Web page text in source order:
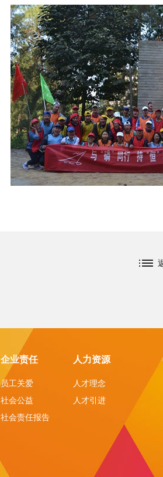
企业责任
员工关爱
社会公益
社会责任报告
人力资源
人才理念
人才引进